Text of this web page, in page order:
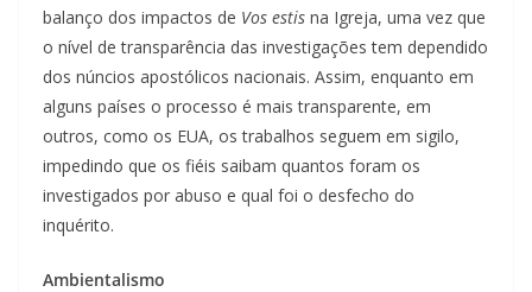
balanço dos impactos de Vos estis na Igreja, uma vez que
o nível de transparência das investigações tem dependido
dos núncios apostólicos nacionais. Assim, enquanto em
alguns países o processo é mais transparente, em
outros, como os EUA, os trabalhos seguem em sigilo,
impedindo que os fiéis saibam quantos foram os
investigados por abuso e qual foi o desfecho do
inquérito.
Ambientalismo